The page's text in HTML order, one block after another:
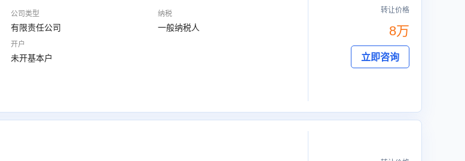
公司类型
有限责任公司
纳税
一般纳税人
开户
未开基本户
转让价格
8万
立即咨询